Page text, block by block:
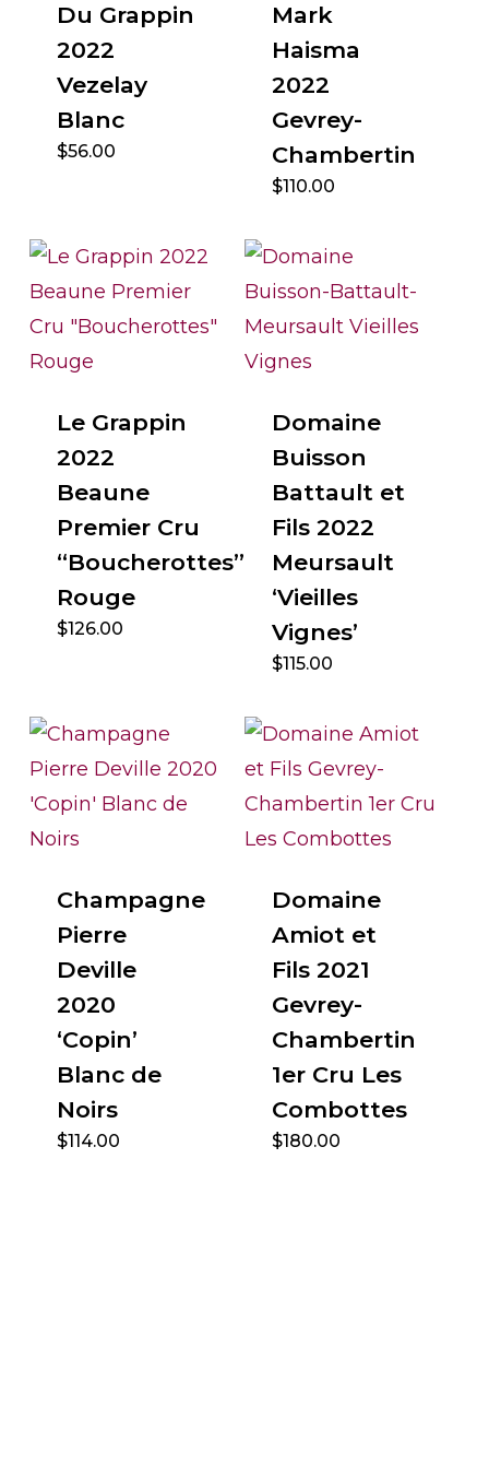
Du Grappin
2022
Vezelay
Blanc
$56.00
Mark
Haisma
2022
Gevrey-
Chambertin
$110.00
Le Grappin
2022
Beaune
Premier Cru
“Boucherottes”
Rouge
$126.00
Domaine
Buisson
Battault et
Fils 2022
Meursault
‘Vieilles
Vignes’
$115.00
Champagne
Pierre
Deville
2020
‘Copin’
Blanc de
Noirs
$114.00
Domaine
Amiot et
Fils 2021
Gevrey-
Chambertin
1er Cru Les
Combottes
$180.00